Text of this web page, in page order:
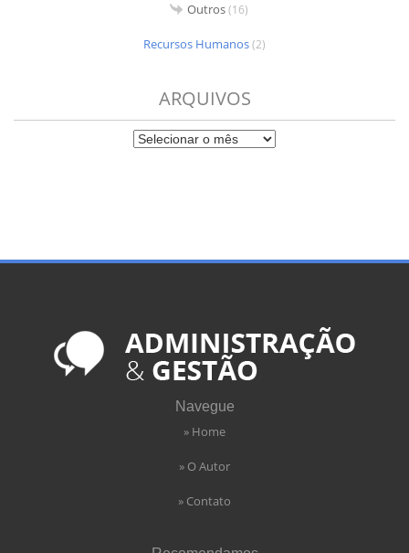
Outros(16)
Recursos Humanos(2)
ARQUIVOS
Navegue
» Home
» O Autor
» Contato